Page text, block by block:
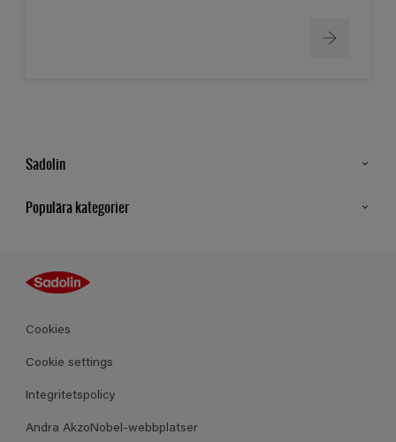
Sadolin
Populära kategorier
Guides
Kulörer
Produkter
Cookies
Cookie settings
Integritetspolicy
Andra AkzoNobel-webbplatser